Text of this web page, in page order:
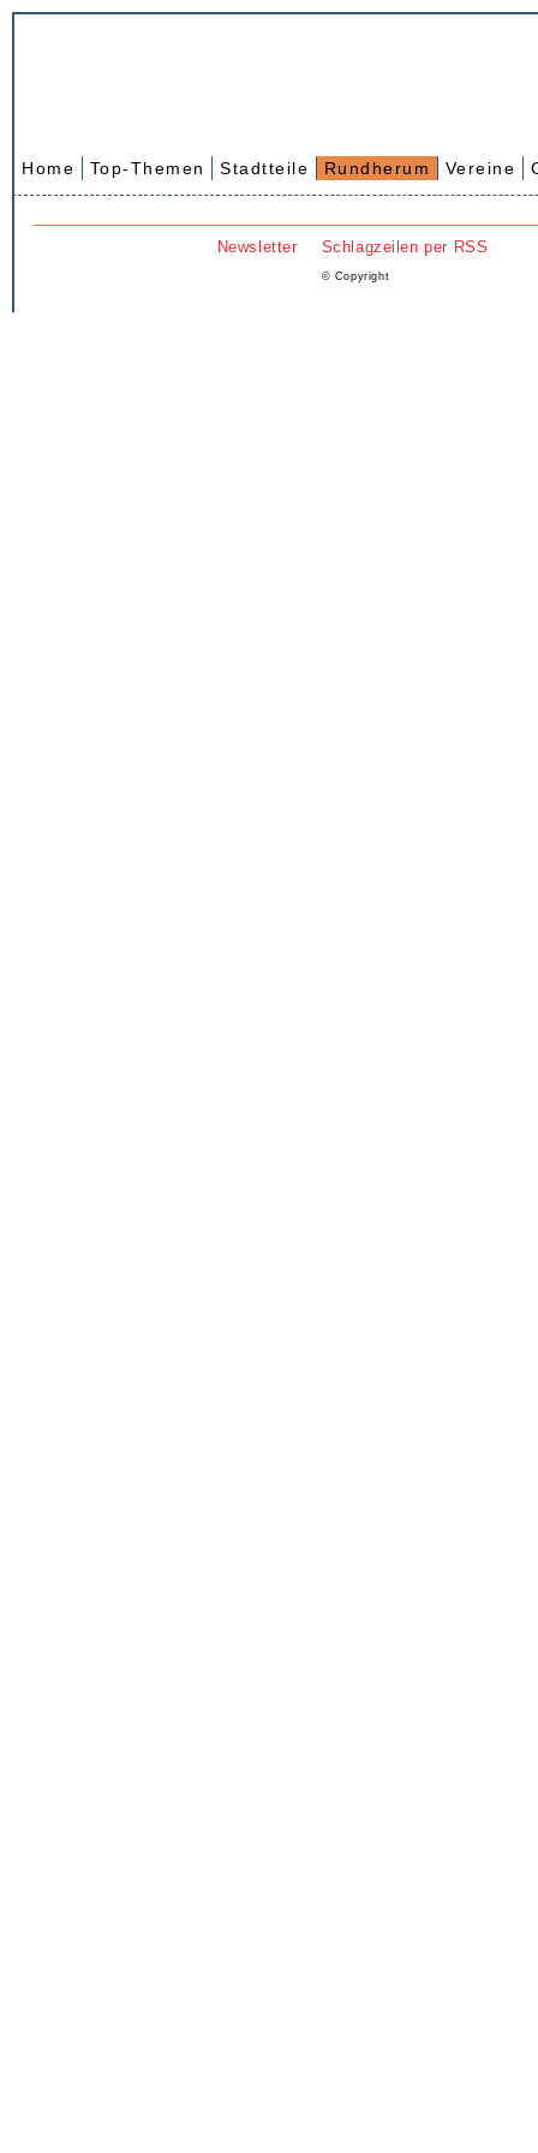
Home Top-Themen Stadtteile Rundherum Vereine
Newsletter Schlagzeilen per RSS
© Copyright